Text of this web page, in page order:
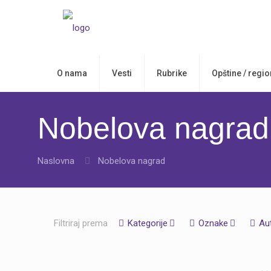
O nama Vesti Rubrike Opštine /
Nobelova nagrad
Naslovna Nobelova nagrad
Filtriraj prema Kategorije Oznake